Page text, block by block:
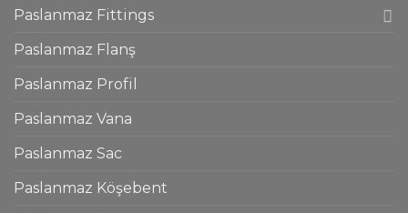
Paslanmaz Fittings
Paslanmaz Flanş
Paslanmaz Profil
Paslanmaz Vana
Paslanmaz Sac
Paslanmaz Köşebent